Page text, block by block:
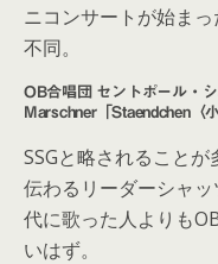
ニコンサートが始ま
不同。
OB合唱団 セントポール・
Marschner「Staendchen〈
SSGと略されること
伝わるリーダーシャ
代に歌った人よりも
いはず。